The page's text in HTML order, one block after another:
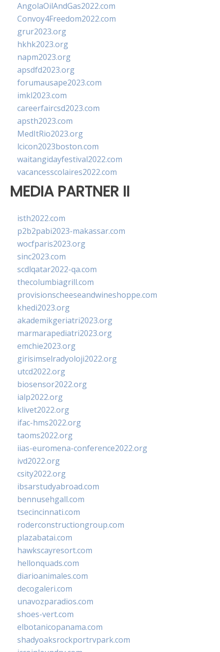
AngolaOilAndGas2022.com
Convoy4Freedom2022.com
grur2023.org
hkhk2023.org
napm2023.org
apsdfd2023.org
forumausape2023.com
imkl2023.com
careerfaircsd2023.com
apsth2023.com
MedItRio2023.org
lcicon2023boston.com
waitangidayfestival2022.com
vacancesscolaires2022.com
MEDIA PARTNER II
isth2022.com
p2b2pabi2023-makassar.com
wocfparis2023.org
sinc2023.com
scdlqatar2022-qa.com
thecolumbiagrill.com
provisionscheeseandwineshoppe.com
khedi2023.org
akademikgeriatri2023.org
marmarapediatri2023.org
emchie2023.org
girisimselradyoloji2022.org
utcd2022.org
biosensor2022.org
ialp2022.org
klivet2022.org
ifac-hms2022.org
taoms2022.org
iias-euromena-conference2022.org
ivd2022.org
csity2022.org
ibsarstudyabroad.com
bennusehgall.com
tsecincinnati.com
roderconstructiongroup.com
plazabatai.com
hawkscayresort.com
hellonquads.com
diarioanimales.com
decogaleri.com
unavozparadios.com
shoes-vert.com
elbotanicopanama.com
shadyoaksrockportrvpark.com